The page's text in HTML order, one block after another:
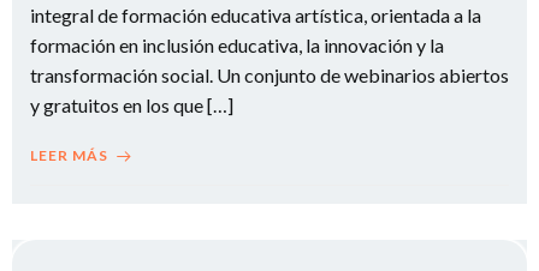
integral de formación educativa artística, orientada a la
formación en inclusión educativa, la innovación y la
transformación social. Un conjunto de webinarios abiertos
y gratuitos en los que […]
LEER MÁS